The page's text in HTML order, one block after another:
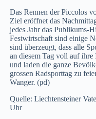
Das Rennen der Piccolos
Ziel eröffnet das
jedes Jahr das Publikums-
Festwirtschaft sind einige
sind überzeugt, dass alle
an diesem Tag voll auf
und laden die ganze
grossen Radsporttag zu
Wanger. (pd)
Quelle: Liechtensteiner
Uhr